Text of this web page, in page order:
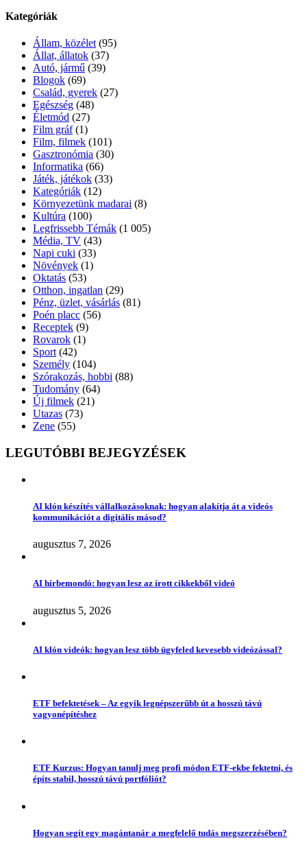
Kategóriák
Állam, közélet(95)
Állat, állatok (37)
Autó, jármű (39)
Blogok (69)
Család, gyerek (27)
Egészség (48)
Életmód (27)
Film gráf(1)
Film, filmek (101)
Gasztronómia (30)
Informatika (66)
Játék, játékok (33)
Kategóriák (12)
Környezetünk madarai (8)
Kultúra (100)
Legfrissebb Témák (1 005)
Média, TV (43)
Napi cuki (33)
Növények (1)
Oktatás (53)
Otthon, ingatlan (29)
Pénz, üzlet, vásárlás (81)
Poén placc (56)
Receptek (9)
Rovarok (1)
Sport(42)
Személy (104)
Szórakozás, hobbi (88)
Tudomány (64)
Új filmek (21)
Utazas (73)
Zene (55)
LEGUTÓBBI BEJEGYZÉSEK
AI klón készítés vállalkozásoknak: hogyan alakítja át a videós
kommunikációt a digitális másod?
augusztus 7, 2026
AI hírbemondó: hogyan lesz az írott cikkekből videó
augusztus 5, 2026
AI klón videók: hogyan lesz több ügyfeled kevesebb videózással?
ETF befektetések – Az egyik legnépszerűbb út a hosszú távú
vagyonépítéshez
ETF Kurzus: Hogyan tanulj meg profi módon ETF-ekbe fektetni, és
építs stabil, hosszú távú portfóliót?
Hogyan segít egy magántanár a megfelelő tudás megszerzésében?